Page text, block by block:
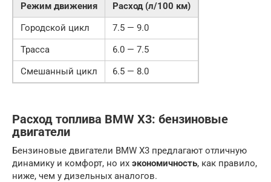
Режим движения
Расход (л/100 км)
Городской цикл
7.5 — 9.0
Трасса
6.0 — 7.5
Смешанный цикл
6.5 — 8.0
Расход топлива BMW X3: бензиновые
двигатели
Бензиновые двигатели BMW X3 предлагают отличную
динамику и комфорт, но их экономичность, как правило,
ниже, чем у дизельных аналогов.